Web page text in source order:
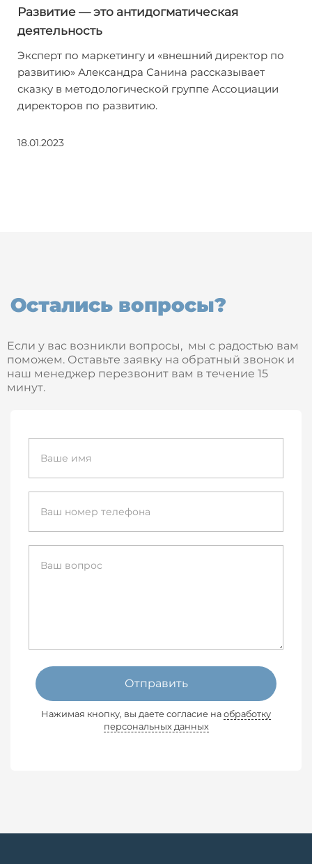
Развитие — это антидогматическая
деятельность
Эксперт по маркетингу и «внешний директор по
развитию» Александра Санина рассказывает
сказку в методологической группе Ассоциации
директоров по развитию.
18.01.2023
Остались вопросы?
Если у вас возникли вопросы, мы с радостью вам
поможем. Оставьте заявку на обратный звонок и
наш менеджер перезвонит вам в течение 15
минут.
Отправить
Нажимая кнопку, вы даете согласие на обработку
персональных данных